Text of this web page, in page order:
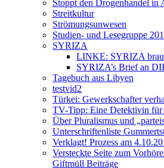
Stoppt den Drogenhandel in
Streitkultur
Strömungsunwesen
Studien- und Lesegruppe
SYRIZA
LINKE: SYRIZA
SYRIZA’s Brief an
Tagebuch aus Libyen
testvid2
Türkei: Gewerkschafter
TV-Tipp: Eine Detektivin für
Über Pluralismus und
Unterschriftenliste
Verklagt! Prozess am
Versteckte Seite zum
Giftmüll Beiträge